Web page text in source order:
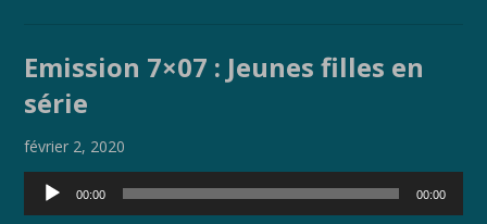
e
b
o
o
k
er y
k
g
Emission 7×07 : Jeunes filles en
série
février 2, 2020
Lecteur
audio
00:00 00:00